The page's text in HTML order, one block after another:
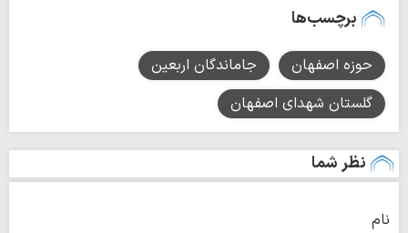
برچسب‌ها
حوزه اصفهان
جاماندگان اربعین
گلستان شهدای اصفهان
نظر شما
نام